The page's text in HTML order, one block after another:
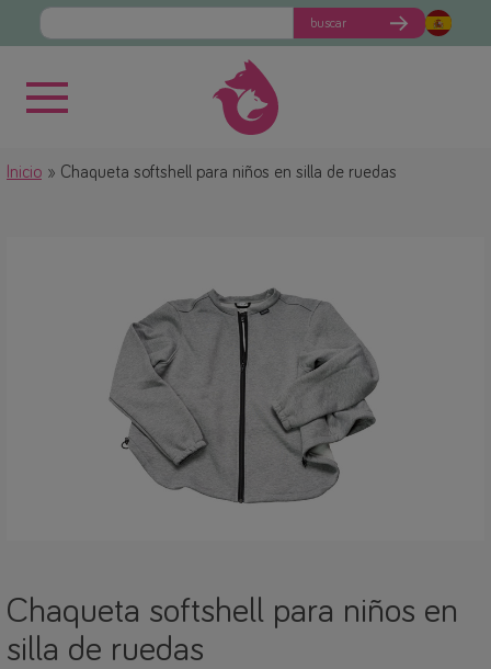
buscar
Inicio Chaqueta softshell para niños en silla de ruedas
Chaqueta softshell para niños en
silla de ruedas